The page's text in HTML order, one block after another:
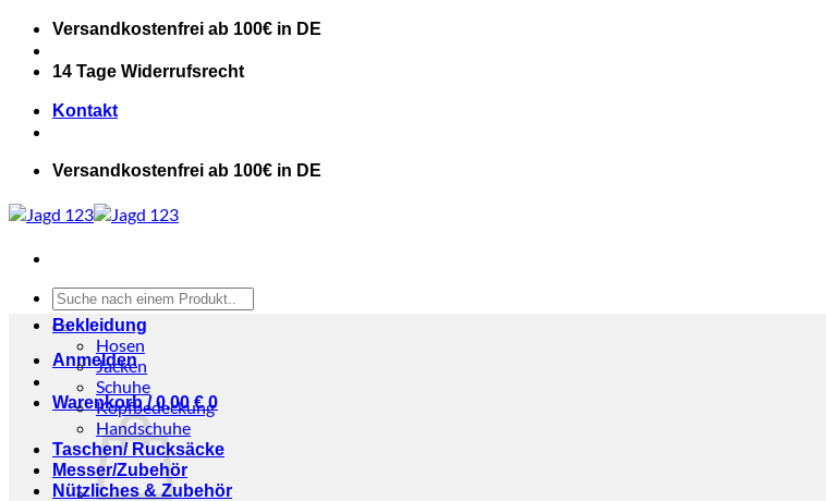
Zum
Inhalt
springen
Versandkostenfrei ab 100€ in DE
14 Tage Widerrufsrecht
Kontakt
Versandkostenfrei ab 100€ in DE
Suchen
nach:
Anmelden
Warenkorb /0,00€ 0
Bekleidung
Hosen
Jacken
Schuhe
Kopfbedeckung
Handschuhe
Taschen/ Rucksäcke
Messer/Zubehör
Nützliches & Zubehör